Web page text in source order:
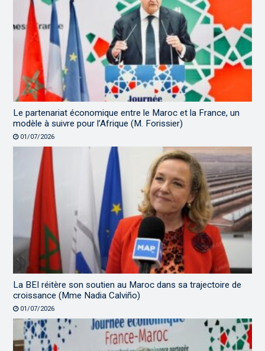
Le partenariat économique entre le Maroc et la France, un
modèle à suivre pour l’Afrique (M. Forissier)
01/07/2026
La BEI réitère son soutien au Maroc dans sa trajectoire de
croissance (Mme Nadia Calviño)
01/07/2026